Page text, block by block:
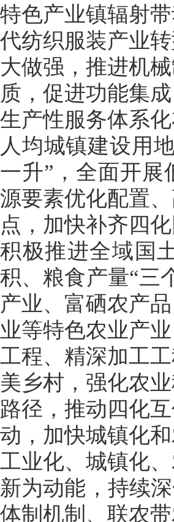
特色产业镇辐射
代纺织服装产业
大做强，推进机
质，促进功能集
生产性服务体系
人均城镇建设用
一升”，全面开展
源要素优化配置
点，加快补齐四
积极推进全域国
积、粮食产量“三
产业、富硒农产
业等特色农业产
工程、精深加工
美乡村，强化农
路径，推动四化
动，加快城镇化
工业化、城镇化
新为动能，持续
体制机制、联农